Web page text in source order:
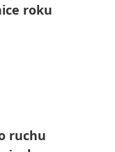
roku
ruchu